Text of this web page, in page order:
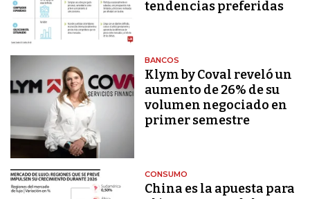
tendencias preferidas
BANCOS
Klym by Coval reveló un
aumento de 26% de su
volumen negociado en
primer semestre
CONSUMO
China es la apuesta para